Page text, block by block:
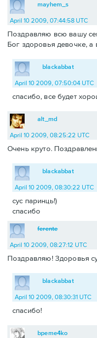
mayhem_s
April 10 2009, 07:44:58 UTC
Поздравляю всю вашу
Бог здоровья девочке, а
blackabbat
April 10 2009, 07:50:04 UTC
спасибо, все будет
alt_md
April 10 2009, 08:25:22 UTC
Очень круто.
blackabbat
April 10 2009, 08:30:22 UTC
сус паринць!)
спасибо
ferente
April 10 2009, 08:27:12 UTC
Поздравляю! Здоровья
blackabbat
April 10 2009, 08:30:31 UTC
спасибо!
bpeme4ko